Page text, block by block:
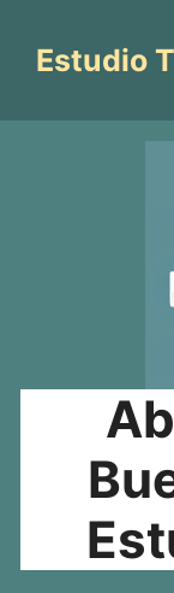
contenido
Estudio